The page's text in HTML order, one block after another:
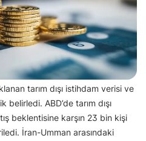
tarım dışı istihdam verisi ve
belirledi. ABD’de tarım dışı
beklentisine karşın 23 bin kişi
İran-Umman arasındaki